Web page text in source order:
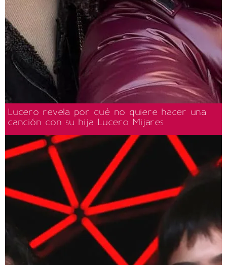
Lucero revela por qué no quiere hacer una
canción con su hija Lucero Mijares